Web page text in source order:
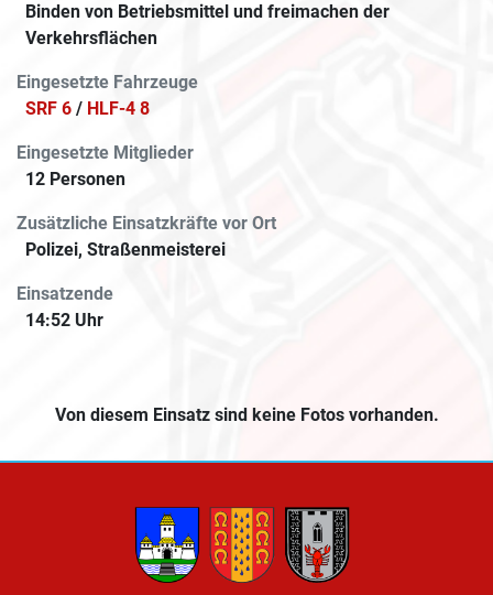
Binden von Betriebsmittel und freimachen der
Verkehrsflächen
Eingesetzte Fahrzeuge
SRF 6 / HLF-4 8
Eingesetzte Mitglieder
12 Personen
Zusätzliche Einsatzkräfte vor Ort
Polizei, Straßenmeisterei
Einsatzende
14:52 Uhr
Von diesem Einsatz sind keine Fotos vorhanden.